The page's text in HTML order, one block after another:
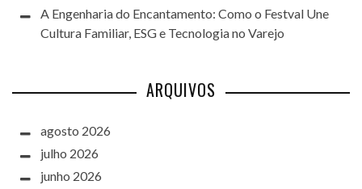
A Engenharia do Encantamento: Como o Festval Une
Cultura Familiar, ESG e Tecnologia no Varejo
ARQUIVOS
agosto 2026
julho 2026
junho 2026